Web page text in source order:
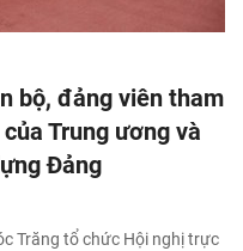
bộ, đảng viên tham
Trung ương và
Đảng
Trăng tổ chức Hội nghị trực